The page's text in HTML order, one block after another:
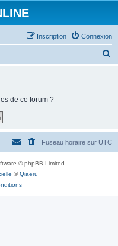
Connexion
Inscription
h
de ce forum ?
Fuseau horaire sur UTC
© phpBB Limited
©Qiaeru